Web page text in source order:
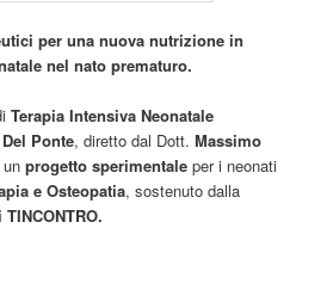
per una nuova nutrizione in
nel natoprematuro.
Terapia Intensiva Neonatale
Ponte, diretto dal Dott.Massimo
unprogetto sperimentale per i neonati
e Osteopatia, sostenuto dalla